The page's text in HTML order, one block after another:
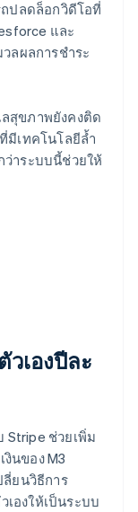
ปลดล็อกวิดีโอที่
และ
ลผลการชำระ
สุขภาพยังคงติด
มีเทคโนโลยีล้ำ
ว่าระบบนี้ช่วยให้
เองปีละ
Stripe ช่วยเพิ่ม
นของ M3
ยนวิธีการ
เองให้เป็นระบบ